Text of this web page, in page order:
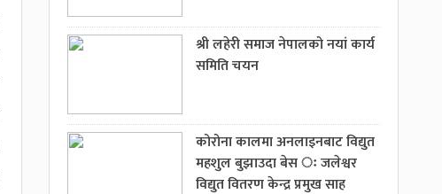
श्री लहेरी समाज नेपालको नयां कार्य
समिति चयन
कोरोना कालमा अनलाइनबाट विद्युत
महशुल बुझाउदा बेस ः जलेश्वर
विद्युत वितरण केन्द्र प्रमुख साह